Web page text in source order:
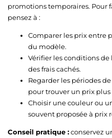
promotions temporaires. Pour
pensez à :
Comparer les prix entre
du modèle.
Vérifier les conditions
des frais cachés.
Regarder les périodes
pour trouver un prix
Choisir une couleur ou
souvent proposée à prix
Conseil pratique :conservez